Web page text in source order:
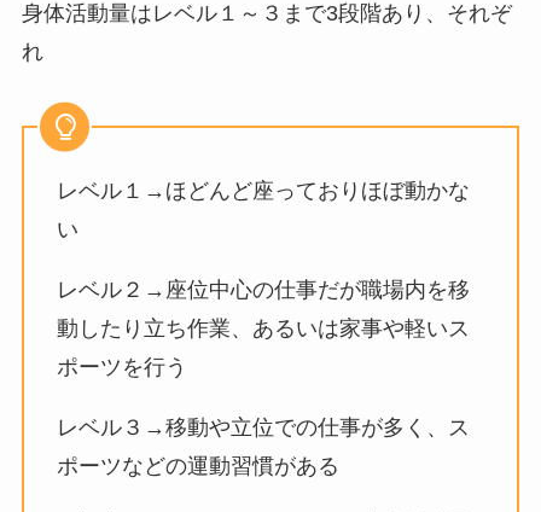
身体活動量はレベル１～３まで3段階あり、それぞ
れ
レベル１→ほどんど座っておりほぼ動かな
い
レベル２→座位中心の仕事だが職場内を移
動したり立ち作業、あるいは家事や軽いス
ポーツを行う
レベル３→移動や立位での仕事が多く、ス
ポーツなどの運動習慣がある